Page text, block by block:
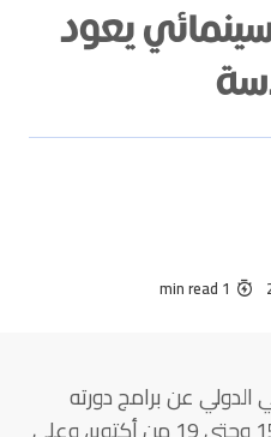
يعود
1 min read
الدولي عن برامج دورته